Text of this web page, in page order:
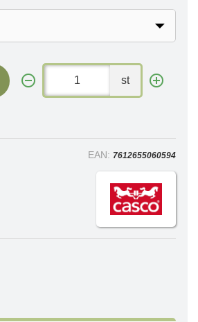
st
EAN: 7612655060594